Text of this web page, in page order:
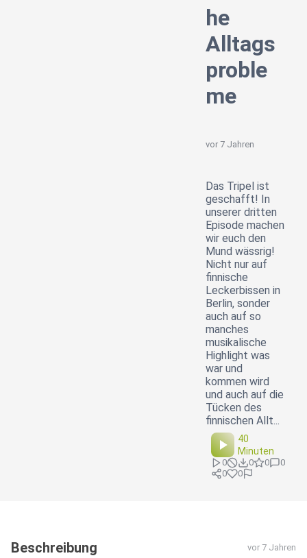
he
Alltags
proble
me
vor 7 Jahren
Das Tripel ist
geschafft! In
unserer dritten
Episode machen
wir euch den
Mund wässrig!
Nicht nur auf
finnische
Leckerbissen in
Berlin, sonder
auch auf so
manches
musikalische
Highlight was
war und
kommen wird
und auch auf die
Tücken des
finnischen Allt...
40
Minuten
0 0 0
0
0
0
Beschreibung vor 7 Jahren